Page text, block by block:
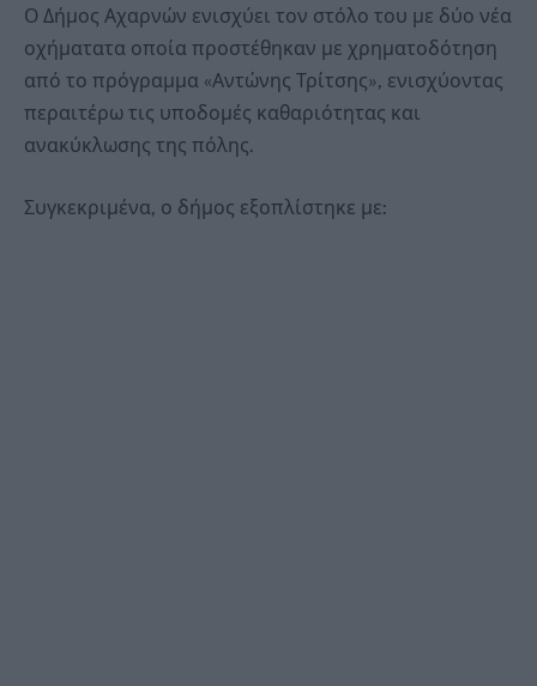
Ο Δήμος Αχαρνών ενισχύει τον στόλο του με δύο νέα
οχήματατα οποία προστέθηκαν με χρηματοδότηση
από το πρόγραμμα «Αντώνης Τρίτσης», ενισχύοντας
περαιτέρω τις υποδομές καθαριότητας και
ανακύκλωσης της πόλης.
Συγκεκριμένα, ο δήμος εξοπλίστηκε με: